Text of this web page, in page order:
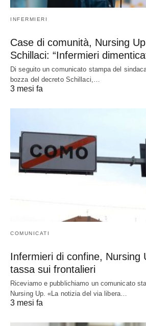
INFERMIERI
Case di comunità, Nursing
Schillaci: “Infermieri
Di seguito un comunicato stampa del
bozza del decreto Schillaci,…
3 mesi fa
COMUNICATI
Infermieri di confine, Nursing
tassa sui frontalieri
Riceviamo e pubblichiamo un comunicato
Nursing Up. «La notizia del via libera…
3 mesi fa